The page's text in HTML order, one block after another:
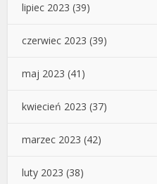
lipiec 2023 (39)
czerwiec 2023 (39)
maj 2023 (41)
kwiecień 2023 (37)
marzec 2023 (42)
luty 2023 (38)